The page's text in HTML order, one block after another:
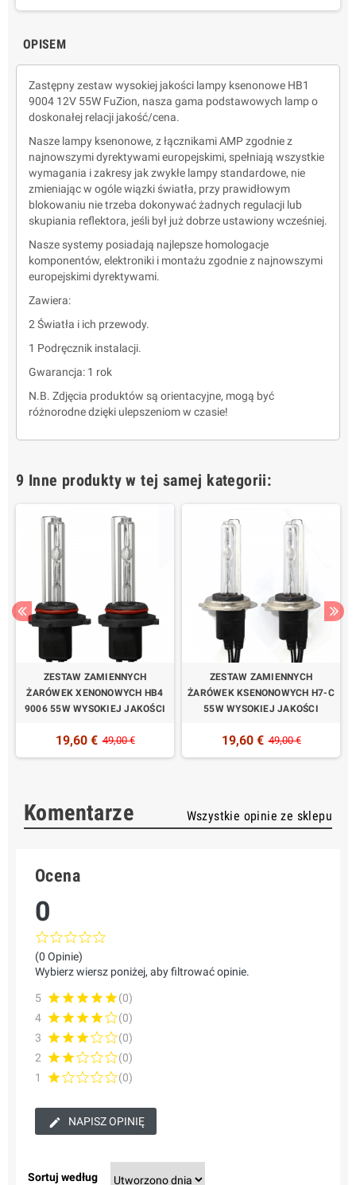
OPISEM
Zastępny zestaw wysokiej jakości lampy ksenonowe HB1
9004 12V 55W FuZion, nasza gama podstawowych lamp o
doskonałej relacji jakość/cena.
Nasze lampy ksenonowe, z łącznikami AMP zgodnie z
najnowszymi dyrektywami europejskimi, spełniają wszystkie
wymagania i zakresy jak zwykłe lampy standardowe, nie
zmieniając w ogóle wiązki światła, przy prawidłowym
blokowaniu nie trzeba dokonywać żadnych regulacji lub
skupiania reflektora, jeśli był już dobrze ustawiony wcześniej.
Nasze systemy posiadają najlepsze homologacje
komponentów, elektroniki i montażu zgodnie z najnowszymi
europejskimi dyrektywami.
Zawiera:
2 Światła i ich przewody.
1 Podręcznik instalacji.
Gwarancja: 1 rok
N.B. Zdjęcia produktów są orientacyjne, mogą być
różnorodne dzięki ulepszeniom w czasie!
9 Inne produkty w tej samej kategorii:
ZESTAW ZAMIENNYCH
ŻARÓWEK XENONOWYCH HB4
9006 55W WYSOKIEJ JAKOŚCI
19,60 € 49,00 €
ZESTAW ZAMIENNYCH
ŻARÓWEK KSENONOWYCH H7-C
55W WYSOKIEJ JAKOŚCI
19,60 € 49,00 €
Komentarze Wszystkie opinie ze sklepu
Ocena
0
(0 Opinie)
Wybierz wiersz poniżej, aby filtrować opinie.
5
(0)
4
(0)
3
(0)
2
(0)
1
(0)
NAPISZ OPINIĘ
Sortuj według